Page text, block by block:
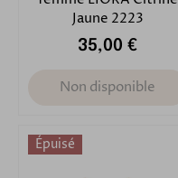
Jaune 2223
35,00 €
Non disponible
Épuisé